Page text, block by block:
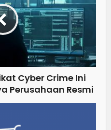
Cyber Crime Ini
Perusahaan Resmi